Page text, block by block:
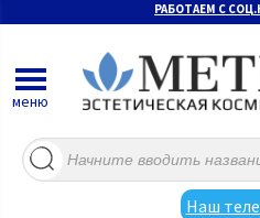
РАБОТАЕМ С
Поиск
товаров
Наш
меню